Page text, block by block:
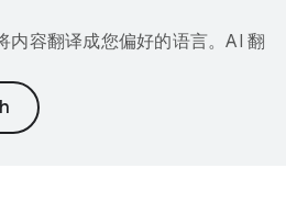
内容翻译成您偏好的语言。AI 翻